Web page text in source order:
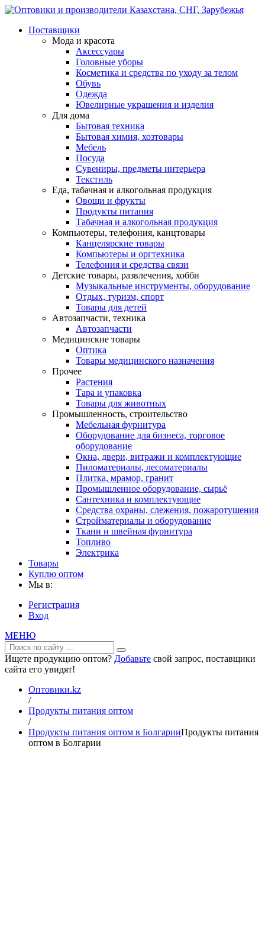
Поставщики
Мода и красота
Аксессуары
Головные уборы
Косметика и средства по уходу за телом
Обувь
Одежда
Ювелирные украшения и изделия
Для дома
Бытовая техника
Бытовая химия, хозтовары
Мебель
Посуда
Сувениры, предметы интерьера
Текстиль
Еда, табачная и алкогольная продукция
Овощи и фрукты
Продукты питания
Табачная и алкогольная продукция
Компьютеры, телефония, канцтовары
Канцелярские товары
Компьютеры и оргтехника
Телефония и средства связи
Детские товары, развлечения, хобби
Музыкальные инструменты, оборудование
Отдых, туризм, спорт
Товары для детей
Автозапчасти, техника
Автозапчасти
Медицинские товары
Оптика
Товары медицинского назначения
Прочее
Растения
Тара и упаковка
Товары для животных
Промышленность, строительство
Мебельная фурнитура
Оборудование для бизнеса, торговое
оборудование
Окна, двери, витражи и комплектующие
Пиломатериалы, лесоматериалы
Плитка, мрамор, гранит
Промышленное оборудование, сырьё
Сантехника и комплектующие
Средства охраны, слежения, пожаротушения
Стройматериалы и оборудование
Ткани и швейная фурнитура
Топливо
Электрика
Товары
Куплю оптом
Мы в:
Регистрация
Вход
МЕНЮ
Ищете продукцию оптом? Добавьте свой запрос, поставщики
сайта его увидят!
Оптовики.kz
/
Продукты питания оптом
/
Продукты питания оптом в БолгарииПродукты питания
оптом в Болгарии